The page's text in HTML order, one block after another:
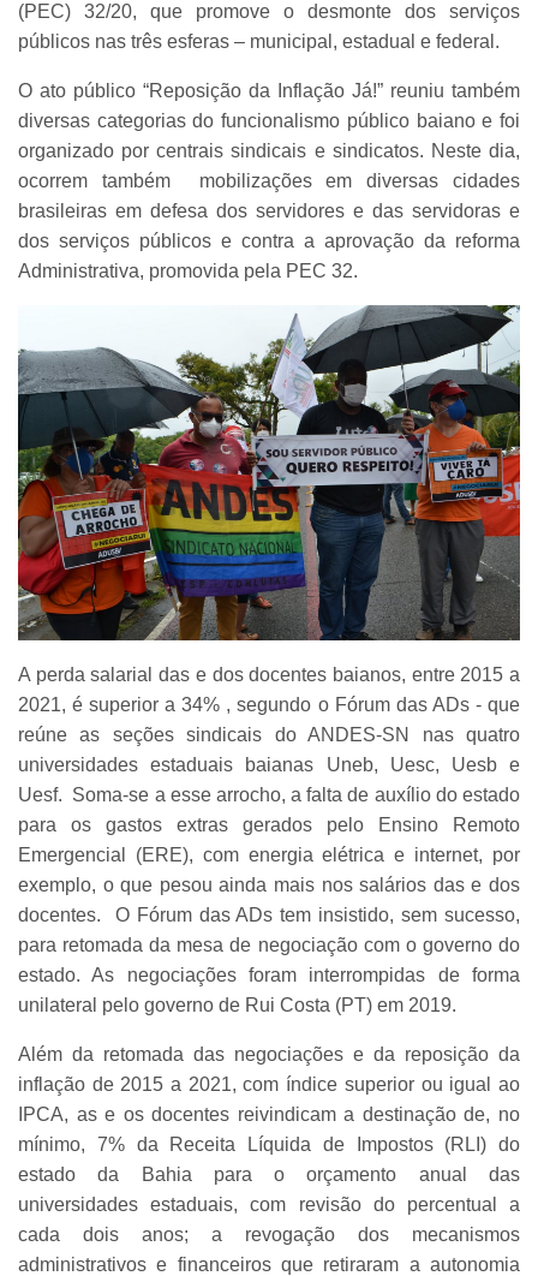
(PEC) 32/20, que promove o desmonte dos serviços
públicos nas três esferas – municipal, estadual e federal.
O ato público “Reposição da Inflação Já!” reuniu também
diversas categorias do funcionalismo público baiano e foi
organizado por centrais sindicais e sindicatos. Neste dia,
ocorrem também mobilizações em diversas cidades
brasileiras em defesa dos servidores e das servidoras e
dos serviços públicos e contra a aprovação da reforma
Administrativa, promovida pela PEC 32.
A perda salarial das e dos docentes baianos, entre 2015 a
2021, é superior a 34% , segundo o Fórum das ADs - que
reúne as seções sindicais do ANDES-SN nas quatro
universidades estaduais baianas Uneb, Uesc, Uesb e
Uesf. Soma-se a esse arrocho, a falta de auxílio do estado
para os gastos extras gerados pelo Ensino Remoto
Emergencial (ERE), com energia elétrica e internet, por
exemplo, o que pesou ainda mais nos salários das e dos
docentes. O Fórum das ADs tem insistido, sem sucesso,
para retomada da mesa de negociação com o governo do
estado. As negociações foram interrompidas de forma
unilateral pelo governo de Rui Costa (PT) em 2019.
Além da retomada das negociações e da reposição da
inflação de 2015 a 2021, com índice superior ou igual ao
IPCA, as e os docentes reivindicam a destinação de, no
mínimo, 7% da Receita Líquida de Impostos (RLI) do
estado da Bahia para o orçamento anual das
universidades estaduais, com revisão do percentual a
cada dois anos; a revogação dos mecanismos
administrativos e financeiros que retiraram a autonomia